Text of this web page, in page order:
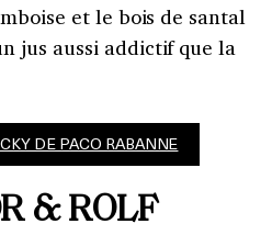
et le bois de santal
jus aussi addictif que la
DE PACO RABANNE
& ROLF